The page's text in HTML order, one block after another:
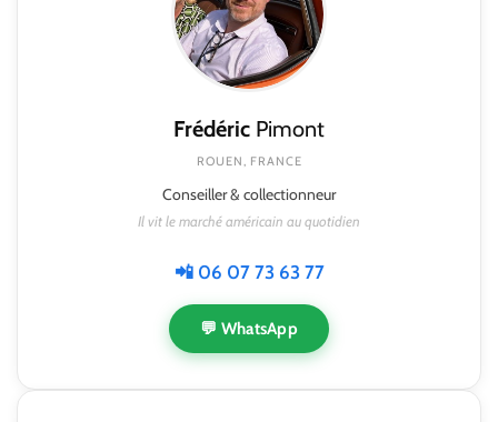
Frédéric Pimont
ROUEN, FRANCE
Conseiller & collectionneur
Il vit le marché américain au quotidien
📲 06 07 73 63 77
💬 WhatsApp